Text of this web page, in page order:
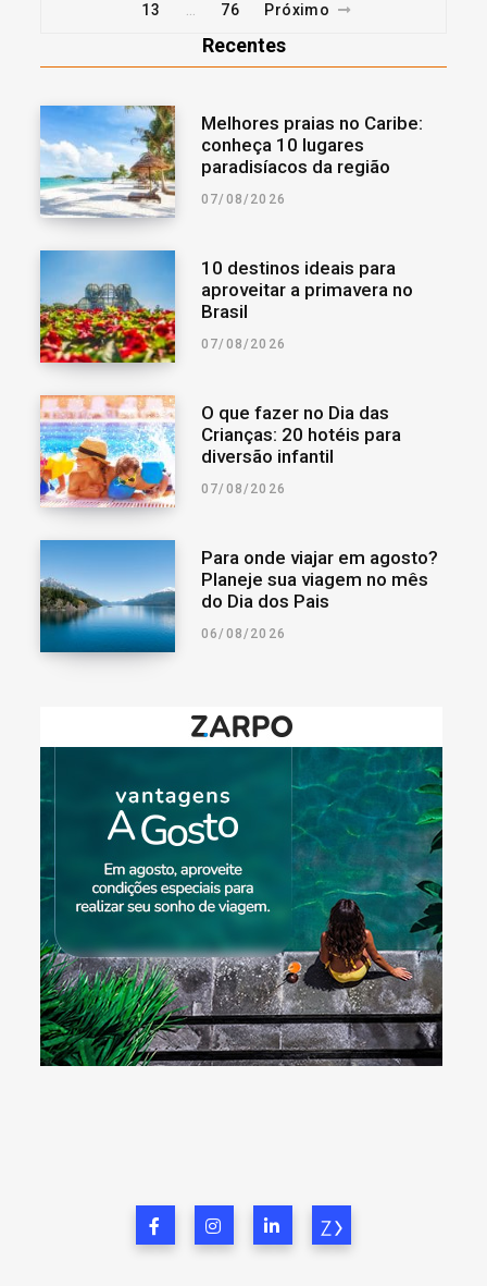
13
… 76 Próximo
Recentes
Melhores praias no Caribe:
conheça 10 lugares
paradisíacos da região
07/08/2026
10 destinos ideais para
aproveitar a primavera no
Brasil
07/08/2026
O que fazer no Dia das
Crianças: 20 hotéis para
diversão infantil
07/08/2026
Para onde viajar em agosto?
Planeje sua viagem no mês
do Dia dos Pais
06/08/2026